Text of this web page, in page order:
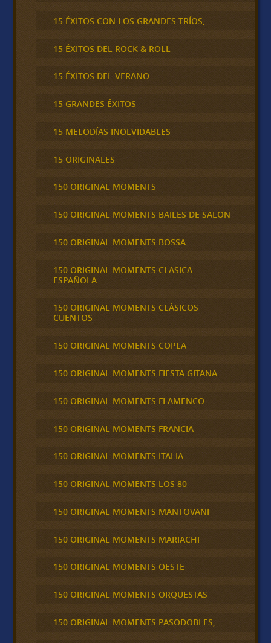
15 ÉXITOS CON LOS GRANDES TRÍOS,
15 ÉXITOS DEL ROCK & ROLL
15 ÉXITOS DEL VERANO
15 GRANDES ÉXITOS
15 MELODÍAS INOLVIDABLES
15 ORIGINALES
150 ORIGINAL MOMENTS
150 ORIGINAL MOMENTS BAILES DE SALON
150 ORIGINAL MOMENTS BOSSA
150 ORIGINAL MOMENTS CLASICA
ESPAÑOLA
150 ORIGINAL MOMENTS CLÁSICOS
CUENTOS
150 ORIGINAL MOMENTS COPLA
150 ORIGINAL MOMENTS FIESTA GITANA
150 ORIGINAL MOMENTS FLAMENCO
150 ORIGINAL MOMENTS FRANCIA
150 ORIGINAL MOMENTS ITALIA
150 ORIGINAL MOMENTS LOS 80
150 ORIGINAL MOMENTS MANTOVANI
150 ORIGINAL MOMENTS MARIACHI
150 ORIGINAL MOMENTS OESTE
150 ORIGINAL MOMENTS ORQUESTAS
150 ORIGINAL MOMENTS PASODOBLES,